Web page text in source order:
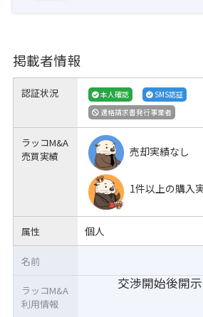
掲載者情報
認証状況 本人確認
SMS認証
適格請求書発行事業者
ラッコM&A
売買実績
売却実績なし
1件以上の購入
属性 個人
交渉開始後開示
名前
ラッコM&A
利用情報